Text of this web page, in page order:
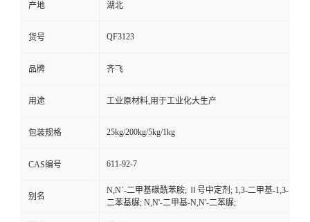
产地 湖北
货号 QF3123
品牌 齐飞
用途 工业原材料,用于工业化大生产
包装规格 25kg/200kg/5kg/1kg
CAS编号 611-92-7
别名
N,Nˊ-二甲基碳酰苯胺; Ⅱ号中定剂; 1,3-二甲基-1,3-
二苯基脲; N,N'-二甲基-N,N'-二苯脲;